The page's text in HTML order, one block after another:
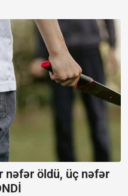
nəfər öldü, üç nəfər